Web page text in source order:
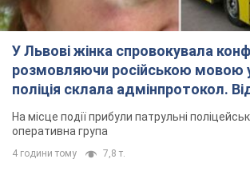
українських військових і
Водія звільнили після конфлікту з
та образ військових
7 годин тому 7,8 т.
"Не слідкує за сексуальністю": у
Києві консультант салону краси